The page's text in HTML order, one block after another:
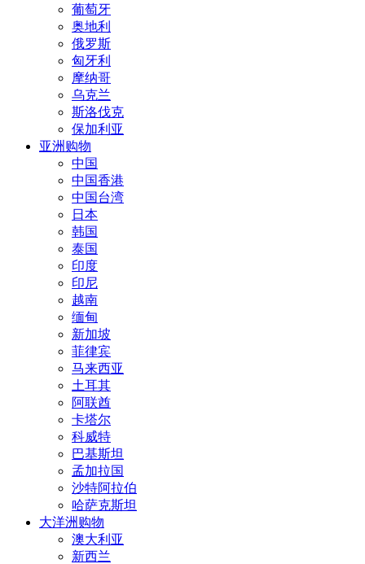
葡萄牙
奥地利
俄罗斯
匈牙利
摩纳哥
乌克兰
斯洛伐克
保加利亚
亚洲购物
中国
中国香港
中国台湾
日本
韩国
泰国
印度
印尼
越南
缅甸
新加坡
菲律宾
马来西亚
土耳其
阿联酋
卡塔尔
科威特
巴基斯坦
孟加拉国
沙特阿拉伯
哈萨克斯坦
大洋洲购物
澳大利亚
新西兰